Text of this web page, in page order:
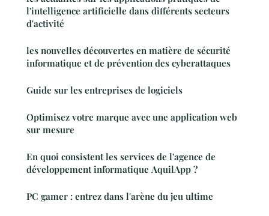
l'intelligence artificielle dans différents secteurs
d'activité
les nouvelles découvertes en matière de sécurité
informatique et de prévention des cyberattaques
Guide sur les entreprises de logiciels
Optimisez votre marque avec une application web
sur mesure
En quoi consistent les services de l'agence de
développement informatique AquilApp ?
PC gamer : entrez dans l'arène du jeu ultime